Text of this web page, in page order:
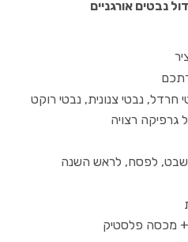
נבטים אורגניים
חרדל, נבטי צנונית, נבטי רוקט
גרפיקה רצויה
לפסח, לראש השנה
+ מכסה פלסטיק